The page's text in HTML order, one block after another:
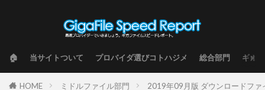
🏠 当サイトついて プロバイダ選びコトハジメ 総合部門 ギガ
HOME ミドルファイル部門 2019年09月版 ダウンロードフ